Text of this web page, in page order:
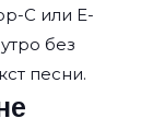
C или E-
без
песни.